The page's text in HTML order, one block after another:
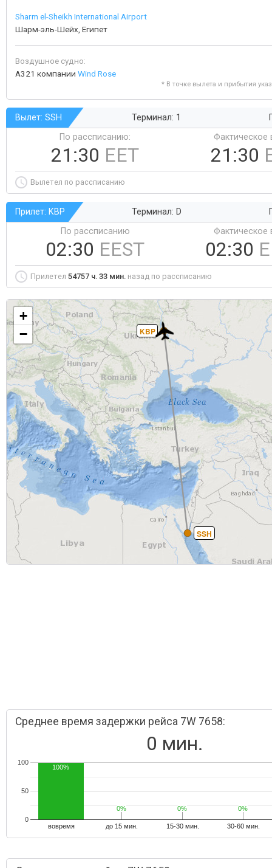
Sharm el-Sheikh International Airport
Шарм-эль-Шейх, Египет
Воздушное судно:
A321 компании Wind Rose
* В точке вылета и прибытия
Вылет: SSH Терминал: 1
По рассписанию:
21:30 EET
Фактическое
21:30
Вылетел по рассписанию
Прилет: KBP Терминал: D
По рассписанию
02:30 EEST
Фактическое
02:30
Прилетел 54757 ч. 33 мин. назад по рассписанию
SSH
KBP
+
−
Среднее время задержки рейса 7W 7658:
0 мин.
вовремя до 15 мин. 15-30 мин. 30-60 мин.
0
50
100
100%
0%
0% 0%
0% 0%
0%